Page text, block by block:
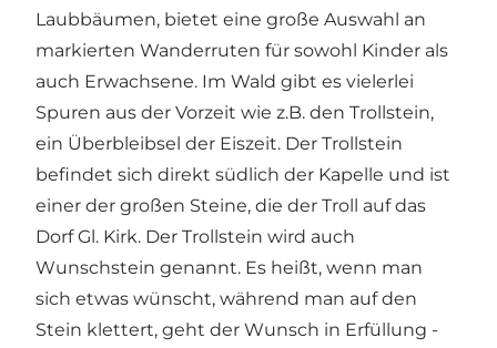
Laubbäumen, bietet eine große Auswahl an
markierten Wanderruten für sowohl Kinder als
auch Erwachsene. Im Wald gibt es vielerlei
Spuren aus der Vorzeit wie z.B. den Trollstein,
ein Überbleibsel der Eiszeit. Der Trollstein
befindet sich direkt südlich der Kapelle und ist
einer der großen Steine, die der Troll auf das
Dorf Gl. Kirk. Der Trollstein wird auch
Wunschstein genannt. Es heißt, wenn man
sich etwas wünscht, während man auf den
Stein klettert, geht der Wunsch in Erfüllung -